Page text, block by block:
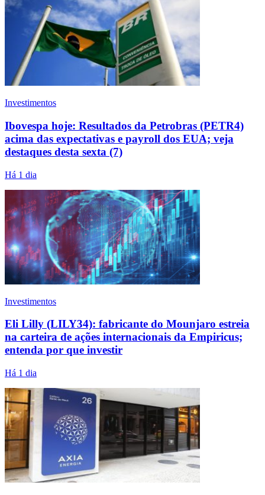
Investimentos
Ibovespa hoje: Resultados da Petrobras (PETR4)
acima das expectativas e payroll dos EUA; veja
destaques desta sexta (7)
Há 1 dia
Investimentos
Eli Lilly (LILY34): fabricante do Mounjaro estreia
na carteira de ações internacionais da Empiricus;
entenda por que investir
Há 1 dia